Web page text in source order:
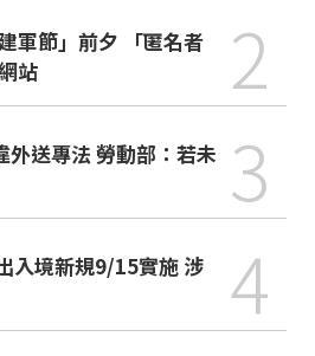
軍節」前夕 「匿名者
站
2
送專法 勞動部：若未 3
入境新規9/15實施 涉
4